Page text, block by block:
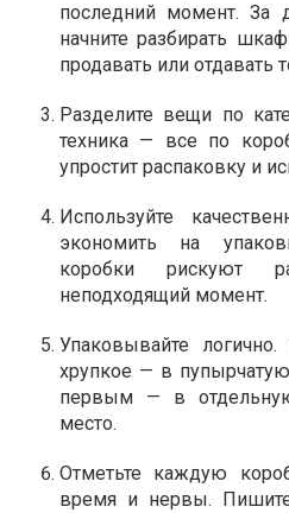
последний момент. За
начните разбирать
продавать или отдавать
Разделите вещи по
техника — все по
упростит распаковку и
Используйте
экономить на
коробки рискуют
неподходящий момент.
Упаковывайте
хрупкое — в
первым — в
место.
Отметьте каждую
время и нервы.